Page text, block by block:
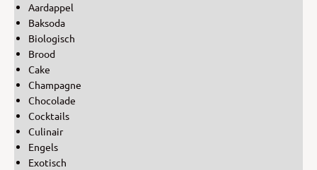
Aardappel
Baksoda
Biologisch
Brood
Cake
Champagne
Chocolade
Cocktails
Culinair
Engels
Exotisch